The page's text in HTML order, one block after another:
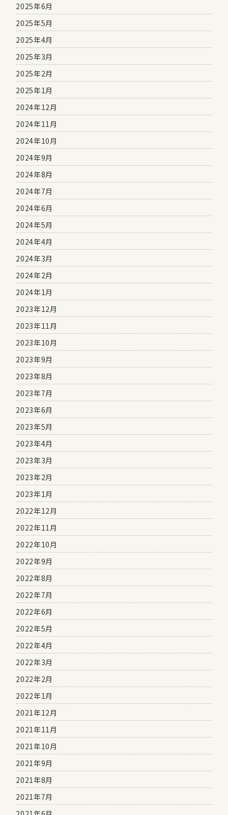
2025年6月
2025年5月
2025年4月
2025年3月
2025年2月
2025年1月
2024年12月
2024年11月
2024年10月
2024年9月
2024年8月
2024年7月
2024年6月
2024年5月
2024年4月
2024年3月
2024年2月
2024年1月
2023年12月
2023年11月
2023年10月
2023年9月
2023年8月
2023年7月
2023年6月
2023年5月
2023年4月
2023年3月
2023年2月
2023年1月
2022年12月
2022年11月
2022年10月
2022年9月
2022年8月
2022年7月
2022年6月
2022年5月
2022年4月
2022年3月
2022年2月
2022年1月
2021年12月
2021年11月
2021年10月
2021年9月
2021年8月
2021年7月